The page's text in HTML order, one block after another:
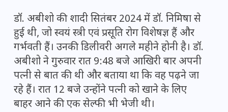
डॉ. अबीशो की शादी सितंबर 2024 में डॉ. निमिषा से
हुई थी, जो स्वयं स्त्री एवं प्रसूति रोग विशेषज्ञ हैं और
गर्भवती हैं। उनकी डिलीवरी अगले महीने होनी है। डॉ.
अबीशो ने गुरुवार रात 9:48 बजे आखिरी बार अपनी
पत्नी से बात की थी और बताया था कि वह पढ़ने जा
रहे हैं। रात 12 बजे उन्होंने पत्नी को खाने के लिए
बाहर आने की एक सेल्फी भी भेजी थी।